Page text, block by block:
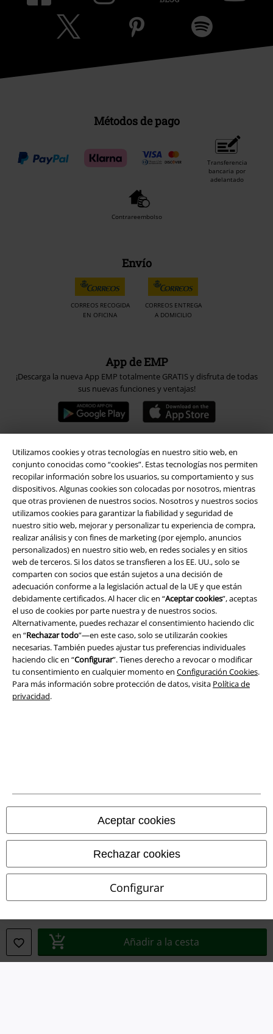
Utilizamos cookies y otras tecnologías en nuestro sitio web, en
conjunto conocidas como “cookies”. Estas tecnologías nos permiten
recopilar información sobre los usuarios, su comportamiento y sus
dispositivos. Algunas cookies son colocadas por nosotros, mientras
que otras provienen de nuestros socios. Nosotros y nuestros socios
utilizamos cookies para garantizar la fiabilidad y seguridad de
nuestro sitio web, mejorar y personalizar tu experiencia de compra,
realizar análisis y con fines de marketing (por ejemplo, anuncios
personalizados) en nuestro sitio web, en redes sociales y en sitios
web de terceros. Si los datos se transfieren a los EE. UU., solo se
comparten con socios que están sujetos a una decisión de
adecuación conforme a la legislación actual de la UE y que están
debidamente certificados. Al hacer clic en “Aceptar cookies”, aceptas
el uso de cookies por parte nuestra y de nuestros socios.
Alternativamente, puedes rechazar el consentimiento haciendo clic
en “Rechazar todo”—en este caso, solo se utilizarán cookies
necesarias. También puedes ajustar tus preferencias individuales
haciendo clic en “Configurar”. Tienes derecho a revocar o modificar
tu consentimiento en cualquier momento en Configuración Cookies.
Para más información sobre protección de datos, visita Política de
privacidad.
Aceptar cookies
Rechazar cookies
Configurar
Añadir a la cesta
Métodos de pago
Transferencia
bancaria por
adelantado
Contrareembolso
Envío
CORREOS RECOGIDA
EN OFICINA
CORREOS ENTREGA
A DOMICILIO
App de EMP
¡Descarga la nueva App EMP totalmente GRATIS y disfruta de todas
sus nuevas funciones y ventajas!
A Warner Music Group Company
Seguridad
Ley protección de datos
Eliminación de residuos y protección del medioambiente
Declaración de Conformidad
Información sobre accesibilidad
Cancelar pedido